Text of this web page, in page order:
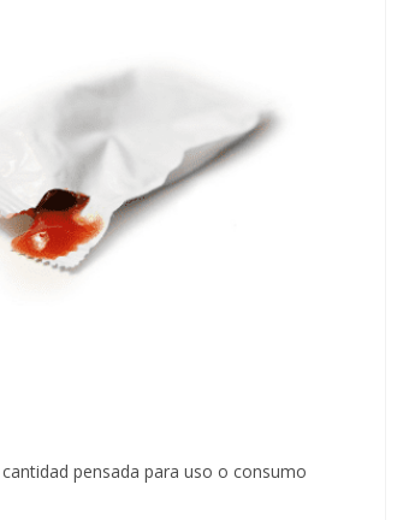
pensada para uso o consumo